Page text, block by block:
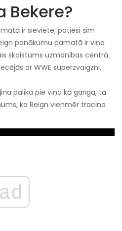
Bekere?
ir sieviete; patiesi šim
panākumu pamatā ir viņa
skaistums uzmanības centrā
ar WWE superzvaigzni,
palika pie viņa kā garīgā, tā
ka Reign vienmēr tracina
ad